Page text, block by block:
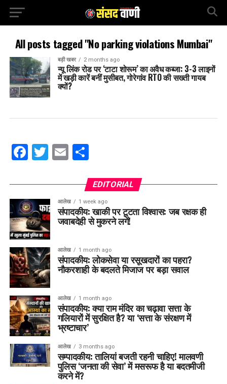
All posts tagged "No parking violations Mumbai"
बड़ी खबर 2 months ago
न्यू लिंक रोड पर ‘टाटा शोरूम’ का अवैध कब्जा: 3-3 लाइनों
में खड़ी कारें बनीं मुसीबत, गोरेगांव RTO की सख्ती गायब
क्यों?
Facebook
Twitter
EmailShare
EDITORIAL
आलेख 1 week ago
संपादकीय: खाकी पर टूटता विश्वास: जब रक्षक ही
जवाबदेही से मुकरने लगें!
आलेख 1 month ago
संपादकीय: लोकसेवा या रसूखदारों का पहरा?
नौकरशाही के बदलते मिजाज पर बड़ा सवाल
आलेख 1 month ago
संपादकीय: क्या राम मंदिर का चढ़ावा सत्ता के
गलियारों में सुरक्षित है? या ‘सत्ता के संरक्षण में
भ्रष्टाचार’
आलेख 3 months ago
सम्पादकीय: तालियां बजती रहनी चाहिए! मालवणी
पुलिस ‘जनता की सेवा’ में मसरूफ है या बदतमीजी
करने में?